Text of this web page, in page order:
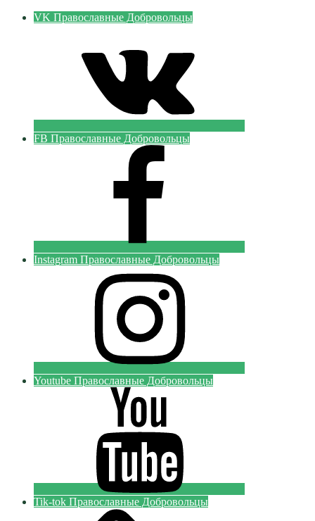
VK Православные Добровольцы
FB Православные Добровольцы
Instagram Православные Добровольцы
Youtube Православные Добровольцы
Tik-tok Православные Добровольцы